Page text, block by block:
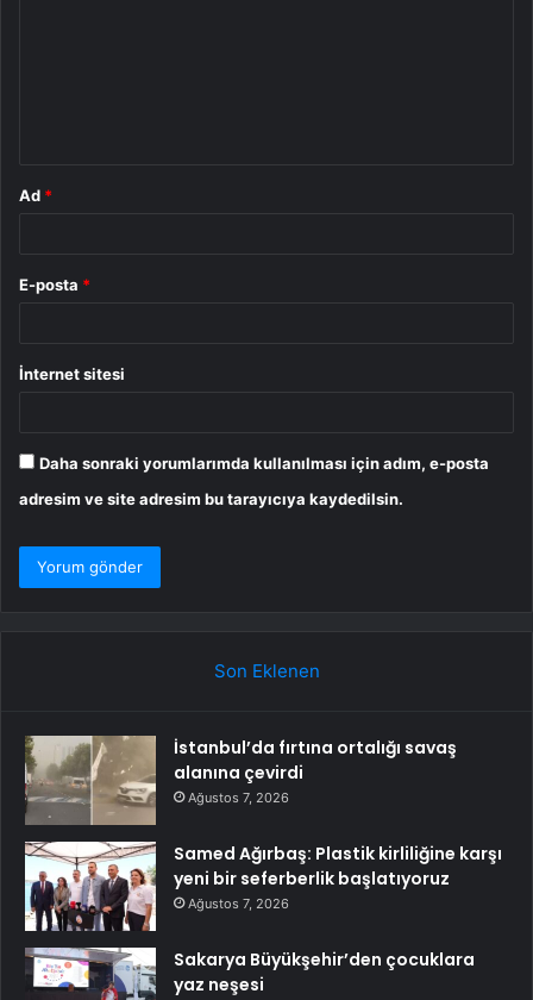
Ad *
E-posta *
İnternet sitesi
Daha sonraki yorumlarımda kullanılması için adım, e-posta
adresim ve site adresim bu tarayıcıya kaydedilsin.
Son Eklenen
İstanbul’da fırtına ortalığı savaş
alanına çevirdi
Ağustos 7, 2026
Samed Ağırbaş: Plastik kirliliğine karşı
yeni bir seferberlik başlatıyoruz
Ağustos 7, 2026
Sakarya Büyükşehir’den çocuklara
yaz neşesi